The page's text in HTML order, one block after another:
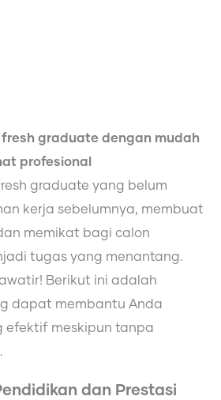
graduate dengan mudah
profesional
graduate yang belum
kerja sebelumnya, membuat
memikat bagi calon
tugas yang menantang.
Berikut ini adalah
dapat membantu Anda
efektif meskipun tanpa
dan Prestasi